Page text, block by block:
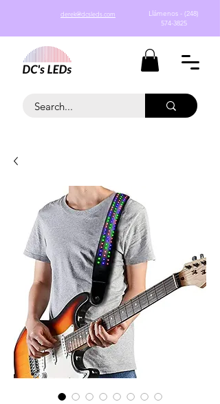
derek@dcsleds.com
Llámenos - (248)
574-3825